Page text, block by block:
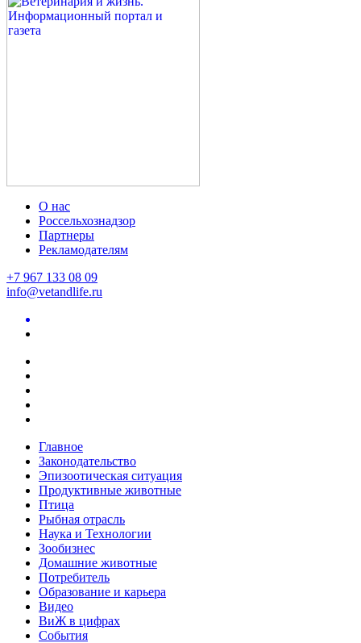
О нас
Россельхознадзор
Партнеры
Рекламодателям
+7 967 133 08 09
info@vetandlife.ru
Главное
Законодательство
Эпизоотическая ситуация
Продуктивные животные
Птица
Рыбная отрасль
Наука и Технологии
Зообизнес
Домашние животные
Потребитель
Образование и карьера
Видео
ВиЖ в цифрах
События